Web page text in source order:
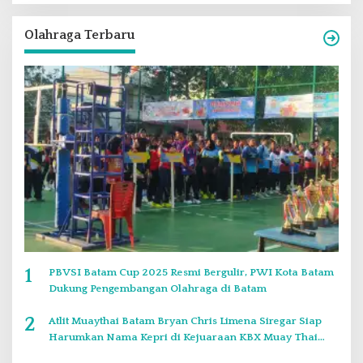
Olahraga Terbaru
1
PBVSI Batam Cup 2025 Resmi Bergulir, PWI Kota Batam
Dukung Pengembangan Olahraga di Batam
2
Atlit Muaythai Batam Bryan Chris Limena Siregar Siap
Harumkan Nama Kepri di Kejuaraan KBX Muay Thai